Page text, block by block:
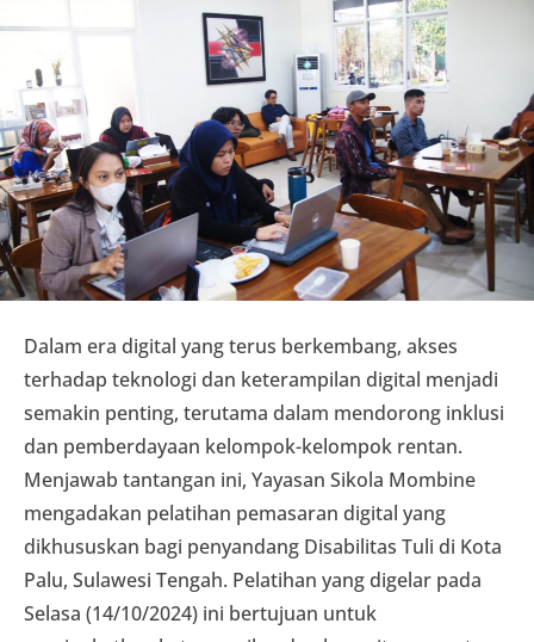
Dalam era digital yang terus berkembang, akses
terhadap teknologi dan keterampilan digital menjadi
semakin penting, terutama dalam mendorong inklusi
dan pemberdayaan kelompok-kelompok rentan.
Menjawab tantangan ini, Yayasan Sikola Mombine
mengadakan pelatihan pemasaran digital yang
dikhususkan bagi penyandang Disabilitas Tuli di Kota
Palu, Sulawesi Tengah. Pelatihan yang digelar pada
Selasa (14/10/2024) ini bertujuan untuk